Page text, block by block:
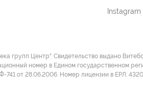
Instagram
групп Центр". Свидетельство выдано
номер в Едином государственном
от 28.06.2006. Номер лицензии в ЕРЛ: